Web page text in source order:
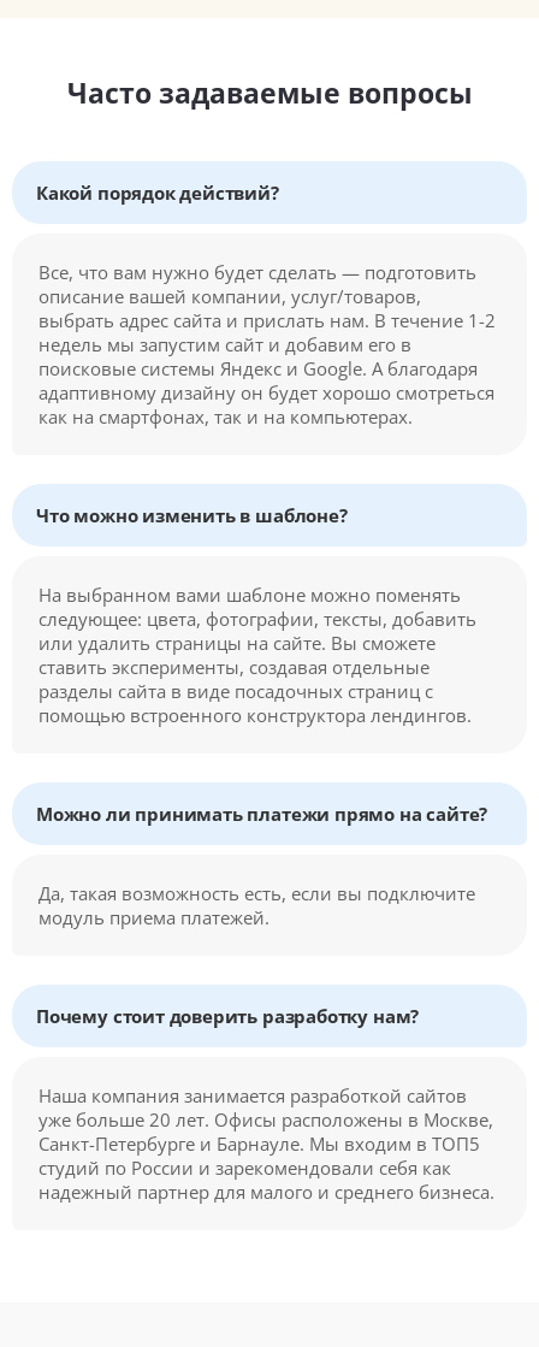
Часто задаваемые вопросы
Какой порядок действий?
Все, что вам нужно будет сделать — подготовить
описание вашей компании, услуг/товаров,
выбрать адрес сайта и прислать нам. В течение 1-2
недель мы запустим сайт и добавим его в
поисковые системы Яндекс и Google. А благодаря
адаптивному дизайну он будет хорошо смотреться
как на смартфонах, так и на компьютерах.
Что можно изменить в шаблоне?
На выбранном вами шаблоне можно поменять
следующее: цвета, фотографии, тексты, добавить
или удалить страницы на сайте. Вы сможете
ставить эксперименты, создавая отдельные
разделы сайта в виде посадочных страниц с
помощью встроенного конструктора лендингов.
Можно ли принимать платежи прямо на сайте?
Да, такая возможность есть, если вы подключите
модуль приема платежей.
Почему стоит доверить разработку нам?
Наша компания занимается разработкой сайтов
уже больше 20 лет. Офисы расположены в Москве,
Санкт-Петербурге и Барнауле. Мы входим в ТОП5
студий по России и зарекомендовали себя как
надежный партнер для малого и среднего бизнеса.